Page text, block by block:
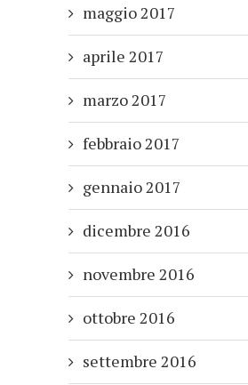
maggio 2017
aprile 2017
marzo 2017
febbraio 2017
gennaio 2017
dicembre 2016
novembre 2016
ottobre 2016
settembre 2016